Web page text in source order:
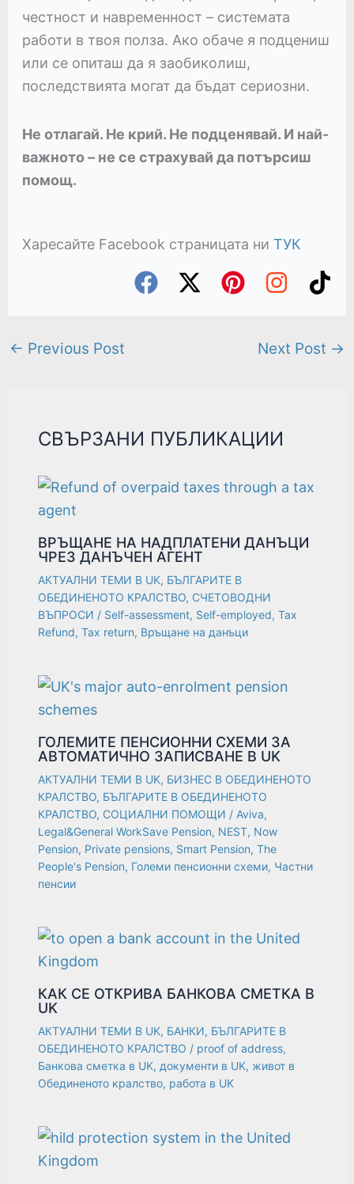
честност и навременност – системата
работи в твоя полза. Ако обаче я подцениш
или се опиташ да я заобиколиш,
последствията могат да бъдат сериозни.
Не отлагай. Не крий. Не подценявай. И най-
важното – не се страхувай да потърсиш
помощ.
Харесайте Facebook страницата ни ТУК
← Previous Post Next Post →
СВЪРЗАНИ ПУБЛИКАЦИИ
ВРЪЩАНЕ НА НАДПЛАТЕНИ ДАНЪЦИ
ЧРЕЗ ДАНЪЧЕН АГЕНТ
АКТУАЛНИ ТЕМИ В UK, БЪЛГАРИТЕ В
ОБЕДИНЕНОТО КРАЛСТВО, СЧЕТОВОДНИ
ВЪПРОСИ / Self-assessment, Self-employed,Tax
Refund,Tax return, Връщане на данъци
ГОЛЕМИТЕ ПЕНСИОННИ СХЕМИ ЗА
АВТОМАТИЧНО ЗАПИСВАНЕ В UK
АКТУАЛНИ ТЕМИ В UK, БИЗНЕС В ОБЕДИНЕНОТО
КРАЛСТВО, БЪЛГАРИТЕ В ОБЕДИНЕНОТО
КРАЛСТВО, СОЦИАЛНИ ПОМОЩИ / Aviva,
Legal&General WorkSave Pension, NEST, Now
Pension, Private pensions, Smart Pension,The
People's Pension, Големи пенсионни схеми, Частни
пенсии
КАК СЕ ОТКРИВА БАНКОВА СМЕТКА В
UK
АКТУАЛНИ ТЕМИ В UK, БАНКИ, БЪЛГАРИТЕ В
ОБЕДИНЕНОТО КРАЛСТВО / proof of address,
Банкова сметка в UK, документи в UK, живот в
Обединеното кралство, работа в UK